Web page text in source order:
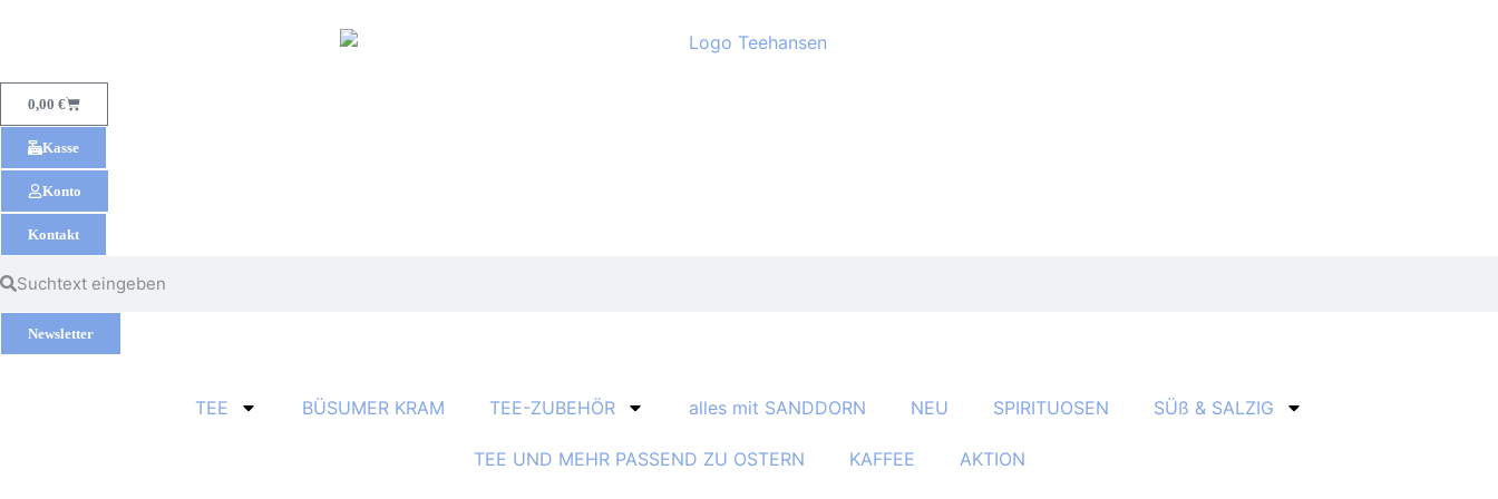
0,00 €
Kasse
Konto
Kontakt
Newsletter
TEE BÜSUMER KRAM TEE-ZUBEHÖR alles mit SANDDORN NEU SPIRITUOSEN SÜß & SALZIG
TEE UND MEHR PASSEND ZU OSTERN KAFFEE AKTION